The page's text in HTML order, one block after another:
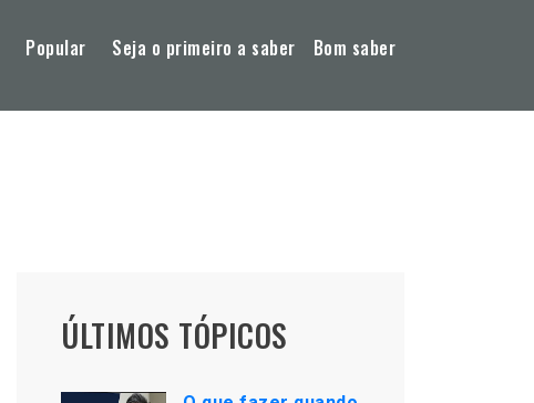
Popular Seja o primeiro a saber Bom saber
ÚLTIMOS TÓPICOS